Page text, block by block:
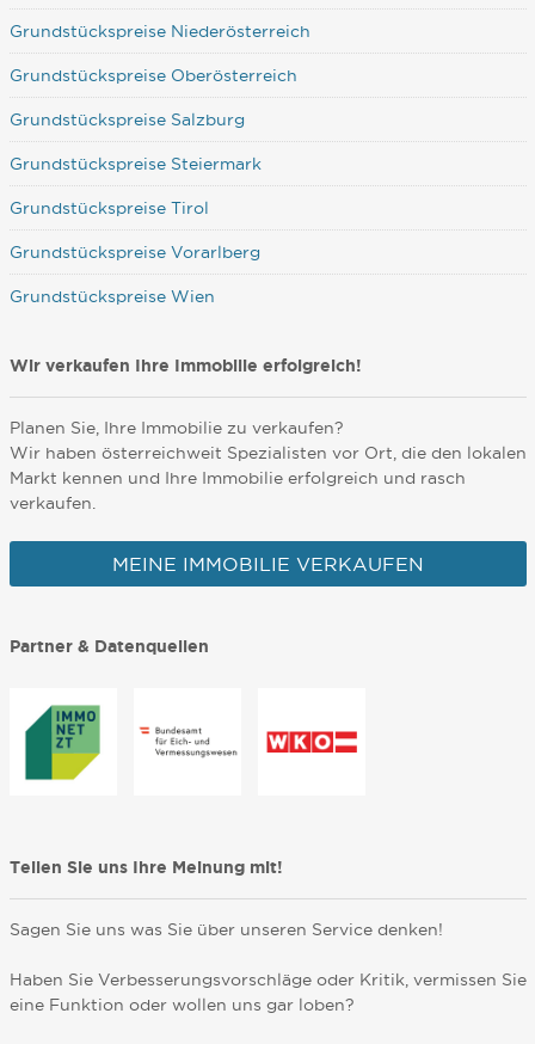
Grundstückspreise Niederösterreich
Grundstückspreise Oberösterreich
Grundstückspreise Salzburg
Grundstückspreise Steiermark
Grundstückspreise Tirol
Grundstückspreise Vorarlberg
Grundstückspreise Wien
Wir verkaufen Ihre Immobilie erfolgreich!
Planen Sie, Ihre Immobilie zu verkaufen?
Wir haben österreichweit Spezialisten vor Ort, die den lokalen
Markt kennen und Ihre Immobilie erfolgreich und rasch
verkaufen.
MEINE IMMOBILIE VERKAUFEN
Partner & Datenquellen
Teilen Sie uns Ihre Meinung mit!
Sagen Sie uns was Sie über unseren Service denken!
Haben Sie Verbesserungsvorschläge oder Kritik, vermissen Sie
eine Funktion oder wollen uns gar loben?